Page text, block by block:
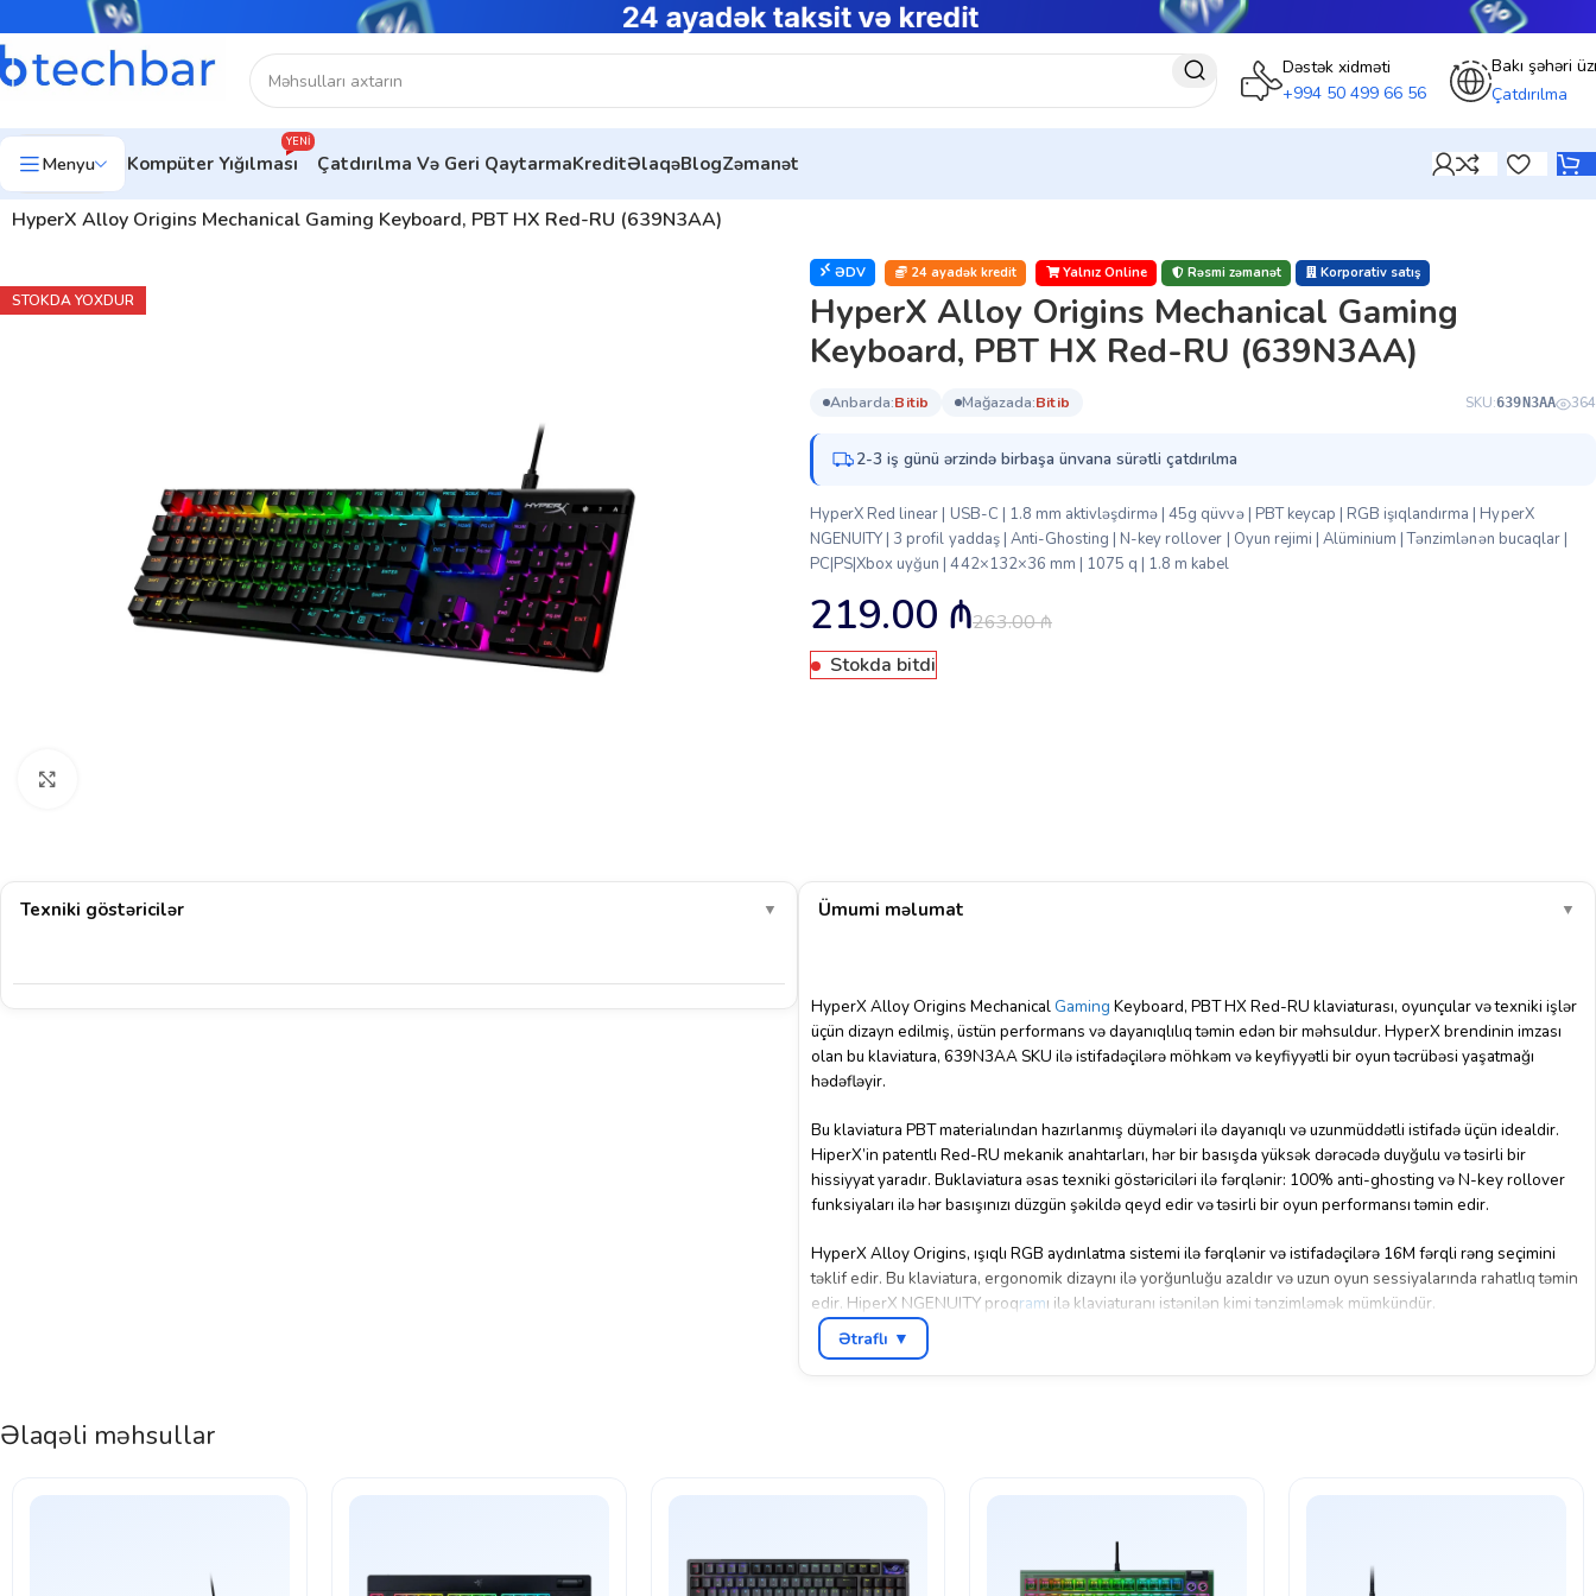
Dəstək xidməti
+994 50 499 66 56
Bakı şəhəri
Çatdırılma
Menyu Kompüter Yığılması
YENI
Çatdırılma Və Geri QaytarmaKreditƏlaqəBlogZəmanət
Ev Kompüter aksesuarları
HyperX Alloy Origins Mechanical Gaming Keyboard, PBT HX Red-RU (639N3AA)
STOKDA YOXDUR
ƏDV 24 ayadək kredit Yalnız Online Rəsmi zəmanət Korporativ satış
HyperX Alloy Origins Mechanical Gaming
Keyboard, PBT HX Red-RU (639N3AA)
anbarda: bi̇ti̇b mağazada: bi̇ti̇b SKU:639N3AA 364
2-3 iş günü ərzində birbaşa ünvana sürətli çatdırılma
HyperX Red linear | USB-C | 1.8 mm aktivləşdirmə | 45g qüvvə | PBT keycap | RGB işıqlandırma | HyperX
NGENUITY | 3 profil yaddaş | Anti-Ghosting | N-key rollover | Oyun rejimi | Alüminium | Tənzimlənən bucaqlar |
PC|PS|Xbox uyğun | 442×132×36 mm | 1075 q | 1.8 m kabel
263.00₼
219.00 ₼
Stokda bitdi
Texniki göstəricilər ▼ Ümumi məlumat ▼
HyperX Alloy Origins MechanicalGaming Keyboard, PBT HX Red-RU klaviaturası, oyunçular və texniki işlər
üçün dizayn edilmiş, üstün performans və dayanıqlılıq təmin edən bir məhsuldur. HyperX brendinin imzası
olan bu klaviatura, 639N3AA SKU ilə istifadəçilərə möhkəm və keyfiyyətli bir oyun təcrübəsi yaşatmağı
hədəfləyir.
Bu klaviatura PBT materialından hazırlanmış düymələri ilə dayanıqlı və uzunmüddətli istifadə üçün idealdir.
HiperX’in patentlı Red-RU mekanik anahtarları, hər bir basışda yüksək dərəcədə duyğulu və təsirli bir
hissiyyat yaradır. Buklaviatura əsas texniki göstəriciləri ilə fərqlənir: 100% anti-ghosting və N-key rollover
funksiyaları ilə hər basışınızı düzgün şəkildə qeyd edir və təsirli bir oyun performansı təmin edir.
HyperX Alloy Origins, ışıqlı RGB aydınlatma sistemi ilə fərqlənir və istifadəçilərə 16M fərqli rəng seçimini
təklif edir. Bu klaviatura, ergonomik dizaynı ilə yorğunluğu azaldır və uzun oyun sessiyalarında rahatlıq təmin
edir. HiperX NGENUITY proqramı ilə klaviaturanı istənilən kimi tənzimləmək mümkündür.
HyperX Alloy Origins Mechanical Gaming Keyboard, PBT HX Red-RU, həm oyunçular, həm də texniki işlər
Ətraflı ▼
Əlaqəli məhsullar